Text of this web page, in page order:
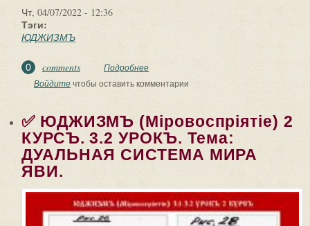
Чт, 04/07/2022 - 12:36
Тэги:
ЮДЖИЗМЪ
0 comments Подробнее
КУРСЪ. 4 УРОКЪ. ТЕМА: СИВИЛЛЫ
Войдитечтобы оставить комментарии
✅ ЮДЖИЗМЪ (Мiровоспрiятiе) 2
КУРСЪ. 3.2 УРОКЪ. Тема:
ДУАЛЬНАЯ СИСТЕМА МИРА
ЯВИ.